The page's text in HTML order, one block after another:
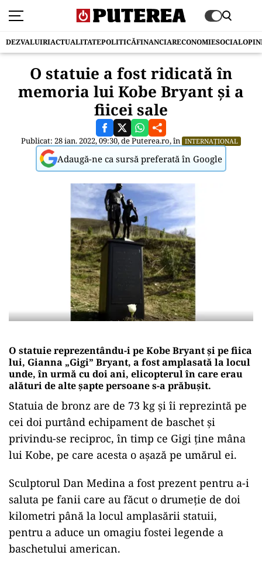
DEZVALUIRIACTUALITATEPOLITICĂFINANCIARECONOMIESOCIAL
O statuie a fost ridicată în
memoria lui Kobe Bryant și a
fiicei sale
Publicat: 28 ian. 2022, 09:30, dePuterea.ro, în INTERNAȚIONAL
Adaugă-ne ca sursă preferată în Google
O statuie reprezentându-i pe Kobe Bryant și pe fiica
lui, Gianna „Gigi” Bryant, a fost amplasată la locul
unde, în urmă cu doi ani, elicopterul în care erau
alături de alte șapte persoane s-a prăbușit.
Statuia de bronz are de 73 kg și îi reprezintă pe
cei doi purtând echipament de baschet și
privindu-se reciproc, în timp ce Gigi ține mâna
lui Kobe, pe care acesta o așază pe umărul ei.
Sculptorul Dan Medina a fost prezent pentru a-i
saluta pe fanii care au făcut o drumeție de doi
kilometri până la locul amplasării statuii,
pentru a aduce un omagiu fostei legende a
baschetului american.